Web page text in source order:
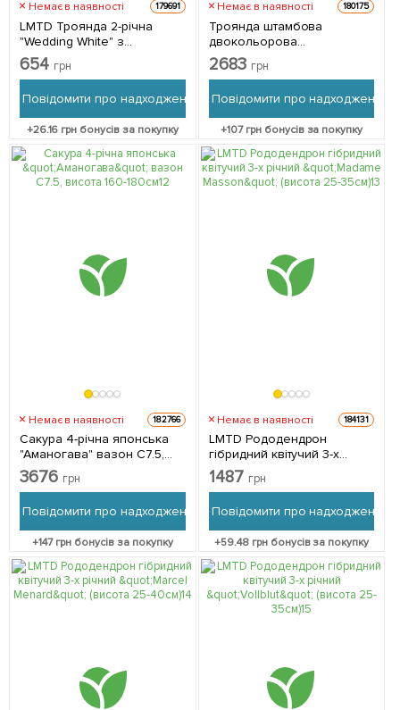
Немає в наявності 179691
LMTD Троянда 2-річна
"Wedding White" з
Нідерландів 1 саджанець в
упаковці
654 грн
Повідомити про надходження
+26.16 грн бонусів за покупку
Немає в наявності 180175
Троянда штамбова
двокольорова
"Свані+Кордула"
(саджанець класу АА+)
упаковці
2683 грн
Повідомити про надходження
+107грн бонусів за покупку
Немає в наявності 182766
Сакура 4-річна японська
"Аманогава" вазон С7.5,
висота 160-180см 1
саджанець в упаковці
3676 грн
Повідомити про надходження
+147грн бонусів за покупку
Немає в наявності 184131
LMTD Рододендрон
гібридний квітучий 3-х
річний "Madame Masson"
(висота 25-35см) з
упаковці
1487 грн
Повідомити про надходження
+59.48грн бонусів за покупку